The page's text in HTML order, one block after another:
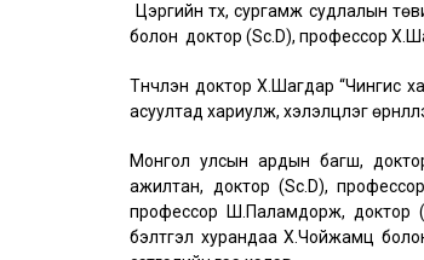
Цэргийн түүх, сургамж судлалын
болон доктор (Sc.D), профессор
Түүнчлэн доктор Х.Шагдар “Чингис
асуултад хариулж, хэлэлцүүлэг
Монгол улсын ардын багш,
ажилтан, доктор (Sc.D),
профессор Ш.Паламдорж, доктор
бэлтгэл хурандаа Х.Чойжамц